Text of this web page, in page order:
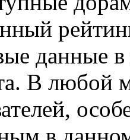
данные
В любой